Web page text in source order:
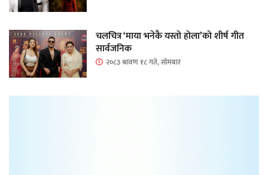
चलचित्र ‘माया भनेकै यस्तो होला’को शीर्ष गीत
सार्वजनिक
२०८३ श्रावण १८ गते, सोमबार